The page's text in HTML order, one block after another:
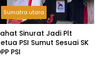
Sumatra utara
Sinurat Jadi Plt
PSI Sumut Sesuai SK
PSI